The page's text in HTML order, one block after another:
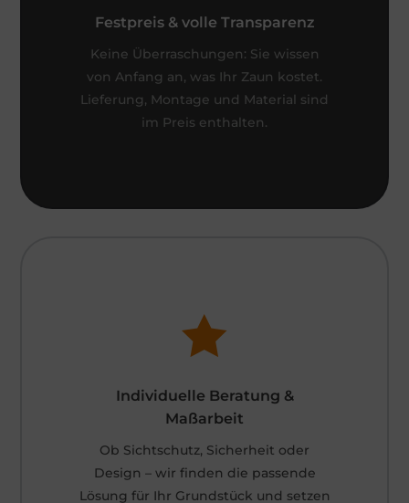
Festpreis & volle Transparenz
Keine Überraschungen: Sie wissen
von Anfang an, was Ihr Zaun kostet.
Lieferung, Montage und Material sind
im Preis enthalten.

Individuelle Beratung &
Maßarbeit
Ob Sichtschutz, Sicherheit oder
Design – wir finden die passende
Lösung für Ihr Grundstück und setzen